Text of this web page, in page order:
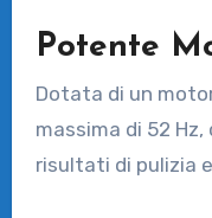
Potente
Dotata di un
massima di 52
risultati di pulizia